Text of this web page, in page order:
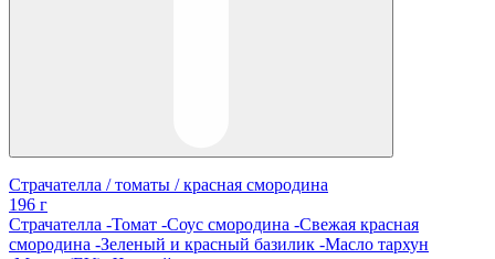
Страчателла / томаты / красная смородина
196 г
Страчателла -Томат -Соус смородина -Свежая красная
смородина -Зеленый и красный базилик -Масло тархун